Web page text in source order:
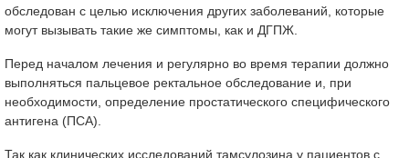
обследован с целью исключения других заболеваний, которые
могут вызывать такие же симптомы, как и ДГПЖ.
Перед началом лечения и регулярно во время терапии должно
выполняться пальцевое ректальное обследование и, при
необходимости, определение простатического специфического
антигена (ПСА).
Так как клинических исследований тамсулозина у пациентов с